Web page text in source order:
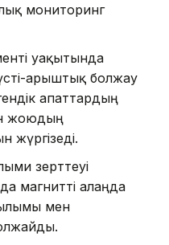
мониторинг
уақытында
ғарыштық болжау
апаттардың
жоюдың
жүргізеді.
зерттеуі
магнитті алаңда
мен